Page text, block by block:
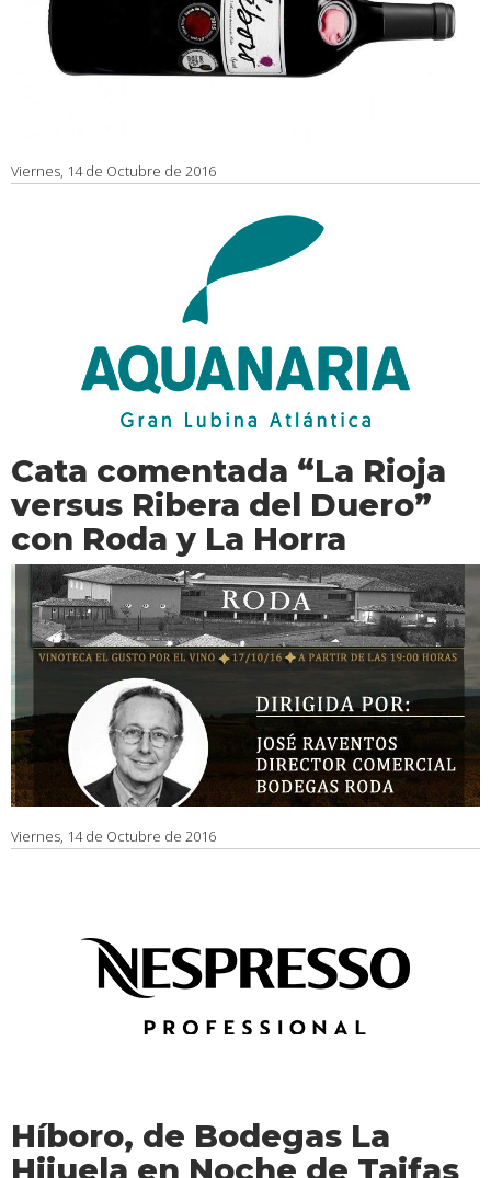
Viernes, 14 de Octubre de 2016
Cata comentada “La Rioja
versus Ribera del Duero”
con Roda y La Horra
Viernes, 14 de Octubre de 2016
Híboro, de Bodegas La
Hijuela en Noche de Taifas